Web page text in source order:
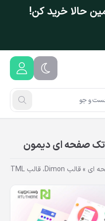
حالا خرید کن!
ای »قالب Dimon، قالب HTML تک صفحه ای دیمون